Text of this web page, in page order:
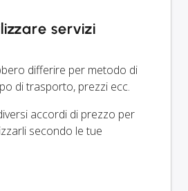
servizi
differire per metodo di
di trasporto, prezzi ecc.
accordi di prezzo per
secondo le tue